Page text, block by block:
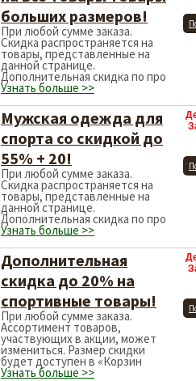
больших размеров!
При любой сумме заказа.
Скидка распространяется на
товары, представленные на
данной странице.
Дополнительная скидка по про
Узнать больше >>
Мужская одежда для
спорта со скидкой до
55% + 20!
При любой сумме заказа.
Скидка распространяется на
товары, представленные на
данной странице.
Дополнительная скидка по про
Узнать больше >>
Дополнительная
скидка до 20% на
спортивные товары!
При любой сумме заказа.
Ассортимент товаров,
участвующих в акции, может
измениться. Размер скидки
будет доступен в «Корзин
Узнать больше >>